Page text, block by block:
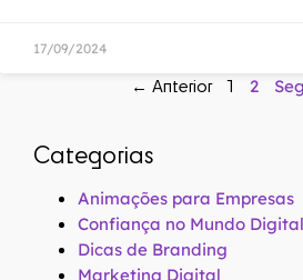
17/09/2024
← Anterior 1 2
Categorias
Animações para Empresas
Confiança no Mundo Digital
Dicas de Branding
Marketing Digital